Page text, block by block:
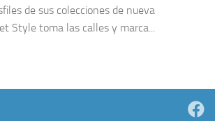
de sus colecciones de nueva
Style toma las calles y marca...